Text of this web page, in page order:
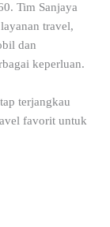
Tim Sanjaya
travel,
dan
keperluan.
terjangkau
favorit untuk